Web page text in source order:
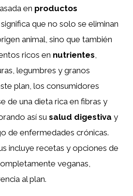
en productos
significa que no solo se eliminan
animal, sino que también
ricos en nutrientes
legumbres y granos
plan, los consumidores
de una dieta rica en fibras y
así su salud digestiva y
de enfermedades crónicas.
incluye recetas y opciones de
veganas,
al plan.